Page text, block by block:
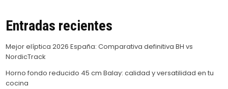
Entradas recientes
Mejor elíptica 2026 España: Comparativa definitiva BH vs
NordicTrack
Horno fondo reducido 45 cm Balay: calidad y versatilidad en tu
cocina